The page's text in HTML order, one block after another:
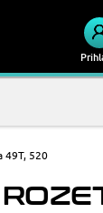
49T, 520